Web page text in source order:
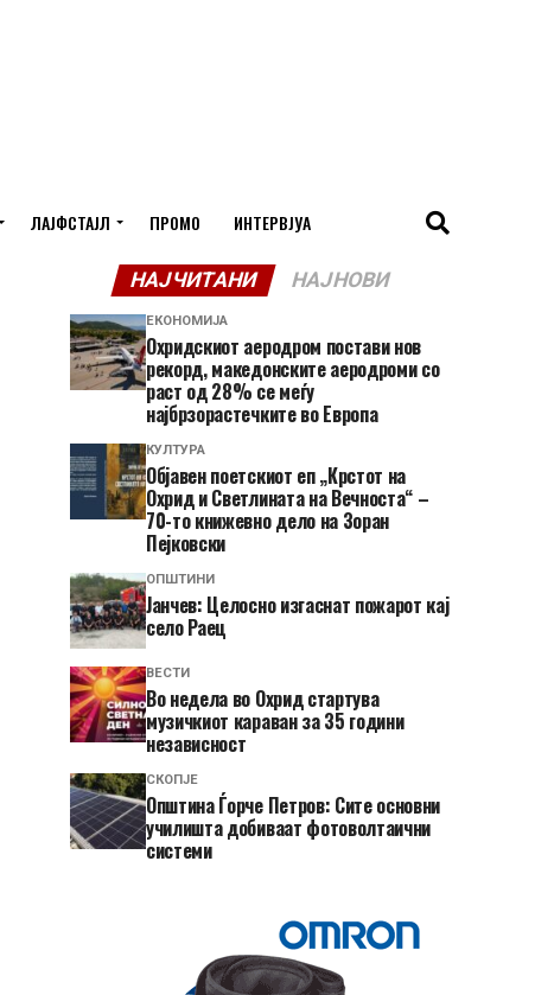
ЛАЈФСТАЈЛ ПРОМО ИНТЕРВЈУА
НАЈЧИТАНИ НАЈНОВИ
ЕКОНОМИЈА
Охридскиот аеродром постави нов
рекорд, македонските аеродроми со
раст од 28% се меѓу
најбрзорастечките во Европа
КУЛТУРА
Објавен поетскиот еп „Крстот на
Охрид и Светлината на Вечноста“ –
70-то книжевно дело на Зоран
Пејковски
ОПШТИНИ
Јанчев: Целосно изгаснат пожарот кај
село Раец
ВЕСТИ
Во недела во Охрид стартува
музичкиот караван за 35 години
независност
СКОПЈЕ
Општина Ѓорче Петров: Сите основни
училишта добиваат фотоволтаични
системи